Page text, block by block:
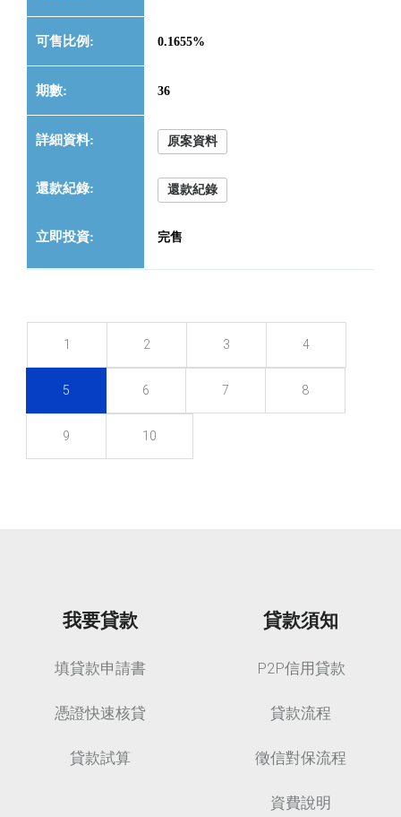
0.1655%
36
原案資料
還款紀錄
完售
1 2 3 4
5 6 7 8
9 10
我要貸款
填貸款申請書
憑證快速核貸
貸款試算
貸款須知
P2P信用貸款
貸款流程
徵信對保流程
資費說明